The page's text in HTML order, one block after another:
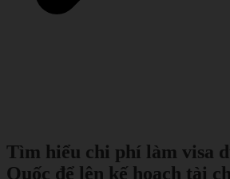
Tìm hiểu chi phí làm visa
Quốc để lên kế hoạch tài